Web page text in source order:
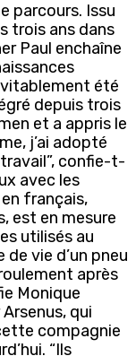
parcours. Issu
trois ans dans
Paul enchaîne
été
depuis trois
et a appris le
j’ai adopté
confie-t-
avec les
français,
est en mesure
utilisés au
de vie d’un pneu
après
Monique
qui
compagnie
“Ils